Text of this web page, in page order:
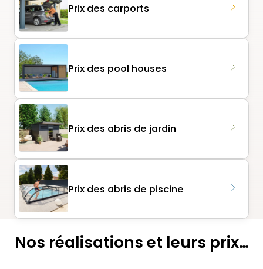
Prix des carports
Prix des pool houses
Prix des abris de jardin
Prix des abris de piscine
Nos réalisations et leurs prix…